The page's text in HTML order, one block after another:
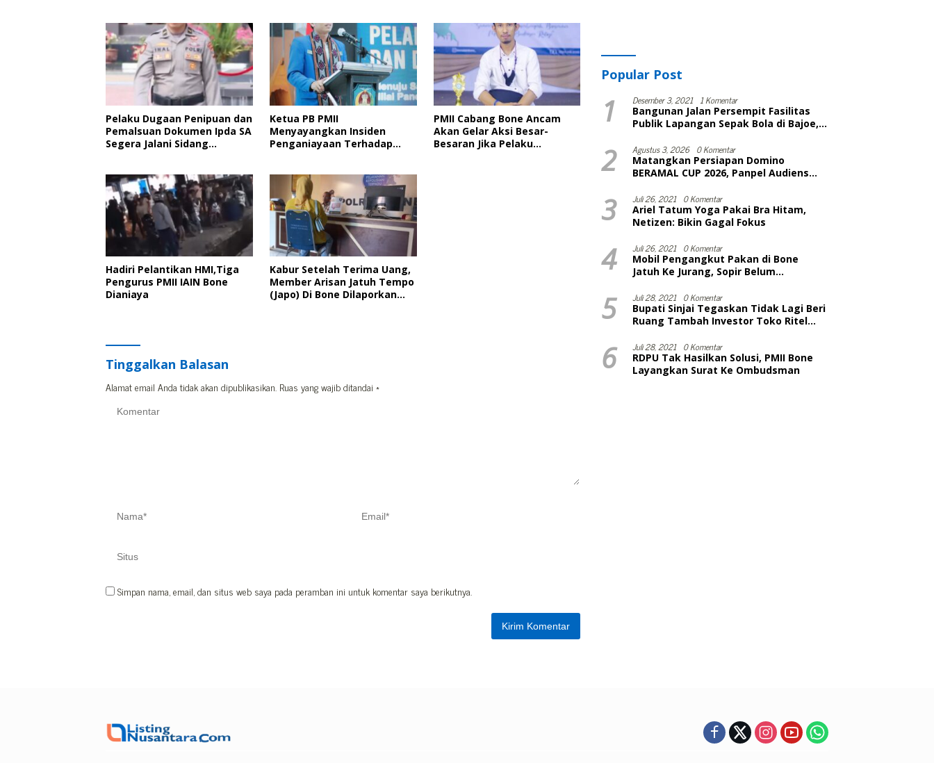
Pelaku Dugaan Penipuan dan
Pemalsuan Dokumen Ipda SA
Segera Jalani Sidang
Ketua PB PMII
Menyayangkan Insiden
Penganiayaan Terhadap
PMII Cabang Bone Ancam
Akan Gelar Aksi Besar-
Besaran Jika Pelaku
Hadiri Pelantikan HMI,Tiga
Pengurus PMII IAIN Bone
Dianiaya
Kabur Setelah Terima Uang,
Member Arisan Jatuh Tempo
(Japo) Di Bone Dilaporkan
Tinggalkan Balasan
Alamat email Anda tidak akan dipublikasikan. Ruas yang wajib ditandai *
Simpan nama, email, dan situs web saya pada peramban ini untuk komentar saya berikutnya.
Popular Post
1 Desember 3, 2021 1 Komentar
Bangunan Jalan Persempit Fasilitas
Publik Lapangan Sepak Bola di Bajoe,
Selesai
2 Agustus 3, 2026 0 Komentar
Matangkan Persiapan Domino
BERAMAL CUP 2026, Panpel Audiens
3 Juli 26, 2021 0 Komentar
Ariel Tatum Yoga Pakai Bra Hitam,
Netizen: Bikin Gagal Fokus
4 Juli 26, 2021 0 Komentar
Mobil Pengangkut Pakan di Bone
Jatuh Ke Jurang, Sopir Belum
5 Juli 28, 2021 0 Komentar
Bupati Sinjai Tegaskan Tidak Lagi Beri
Ruang Tambah Investor Toko Ritel
6 Juli 28, 2021 0 Komentar
RDPU Tak Hasilkan Solusi, PMII Bone
Layangkan Surat Ke Ombudsman